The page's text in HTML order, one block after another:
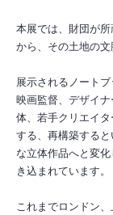
本展では、財団が
から、その土地の文
展示されるノート
映画監督、デザイ
体、若手クリエイ
する、再構築する
な立体作品へと変
き込まれています。
これまでロンドン